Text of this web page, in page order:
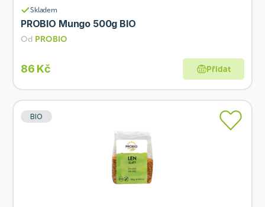
Skladem
PROBIO Mungo 500g BIO
Od PROBIO
86 Kč Přidat
BIO